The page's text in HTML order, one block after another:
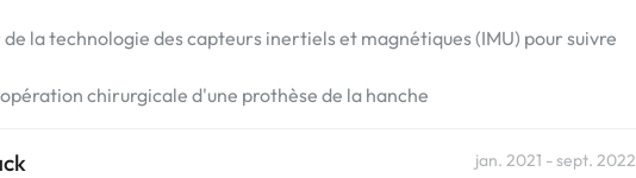
de la technologie des capteurs inertiels et magnétiques (IMU) pour suivre
chirurgicale d'une prothèse de la hanche
jan. 2021 - sept. 2022